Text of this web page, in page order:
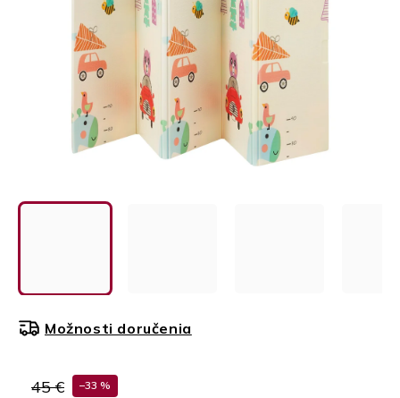
45 € –33 %
Možnosti doručenia